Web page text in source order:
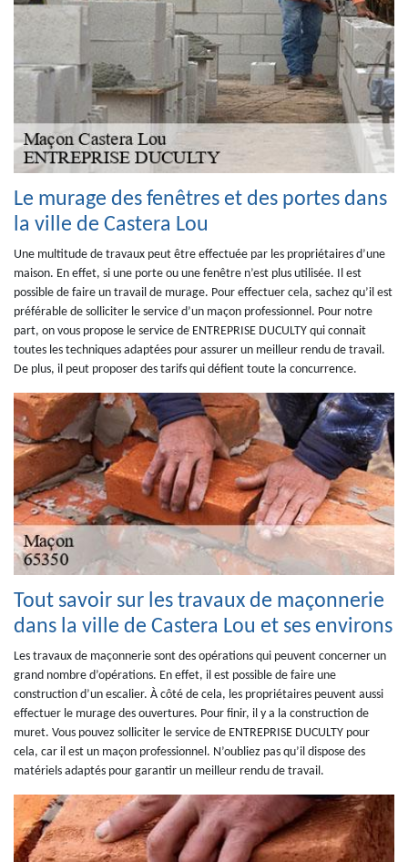
Le murage des fenêtres et des portes dans
la ville de Castera Lou
Une multitude de travaux peut être effectuée par les propriétaires d’une
maison. En effet, si une porte ou une fenêtre n’est plus utilisée. Il est
possible de faire un travail de murage. Pour effectuer cela, sachez qu’il est
préférable de solliciter le service d’un maçon professionnel. Pour notre
part, on vous propose le service de ENTREPRISE DUCULTY qui connait
toutes les techniques adaptées pour assurer un meilleur rendu de travail.
De plus, il peut proposer des tarifs qui défient toute la concurrence.
Tout savoir sur les travaux de maçonnerie
dans la ville de Castera Lou et ses environs
Les travaux de maçonnerie sont des opérations qui peuvent concerner un
grand nombre d’opérations. En effet, il est possible de faire une
construction d’un escalier. À côté de cela, les propriétaires peuvent aussi
effectuer le murage des ouvertures. Pour finir, il y a la construction de
muret. Vous pouvez solliciter le service de ENTREPRISE DUCULTY pour
cela, car il est un maçon professionnel. N’oubliez pas qu’il dispose des
matériels adaptés pour garantir un meilleur rendu de travail.